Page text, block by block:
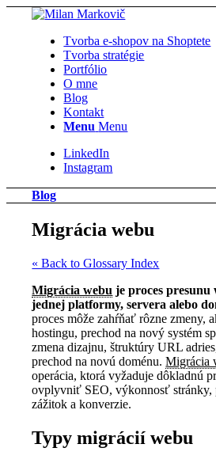
Tvorba e-shopov na Shoptete
Tvorba stratégie
Portfólio
O mne
Blog
Kontakt
Menu Menu
LinkedIn
Instagram
Blog
Migrácia webu
« Back to Glossary Index
Migrácia webu je proces presunu
jednej platformy, servera alebo
proces môže zahŕňať rôzne zmeny,
hostingu, prechod na nový systém
zmena dizajnu, štruktúry URL
prechod na novú doménu.Migrácia
operácia, ktorá vyžaduje dôkladnú
ovplyvniť SEO, výkonnosť stránky,
zážitok a konverzie.
Typy migrácií webu